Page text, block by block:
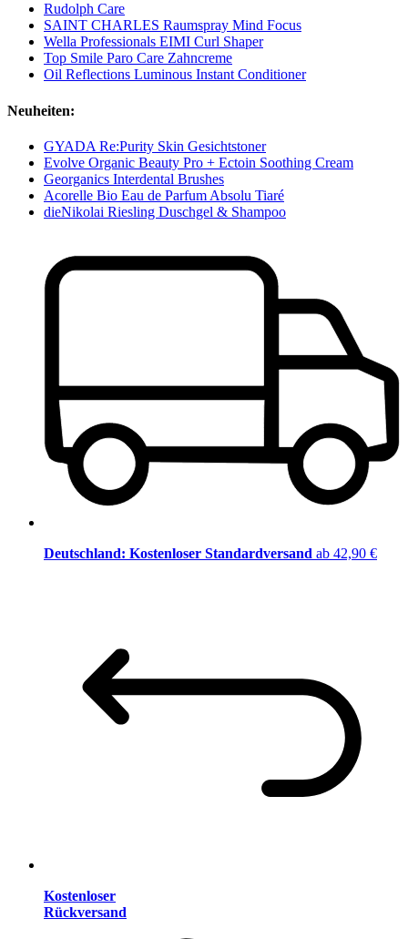
Rudolph Care
SAINT CHARLES Raumspray Mind Focus
Wella Professionals EIMI Curl Shaper
Top Smile Paro Care Zahncreme
Oil Reflections Luminous Instant Conditioner
Neuheiten:
GYADA Re:Purity Skin Gesichtstoner
Evolve Organic Beauty Pro + Ectoin Soothing Cream
Georganics Interdental Brushes
Acorelle Bio Eau de Parfum Absolu Tiaré
dieNikolai Riesling Duschgel & Shampoo
Deutschland: Kostenloser Standardversand ab 42,90 €
Kostenloser
Rückversand